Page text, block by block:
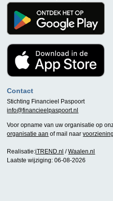
Contact
Stichting Financieel Paspoort
info@financieelpaspoort.nl
Voor opname van uw organisatie op
organisatie aan of mail naar
Realisatie:iTREND.nl /Waalen.nl
Laatste wijziging: 06-08-2026